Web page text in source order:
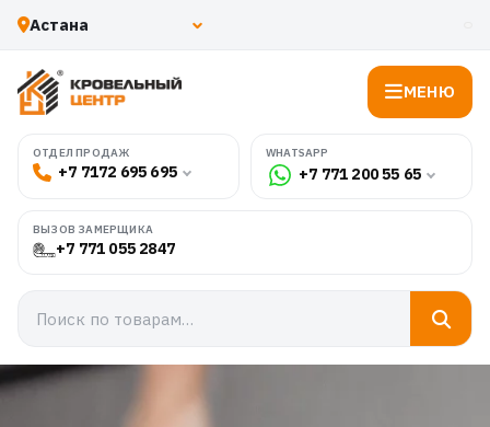
МЕНЮ
ОТДЕЛ ПРОДАЖ
+7 7172 695 695
WHATSAPP
+7 771 200 55 65
ВЫЗОВ ЗАМЕРЩИКА
+7 771 055 2847